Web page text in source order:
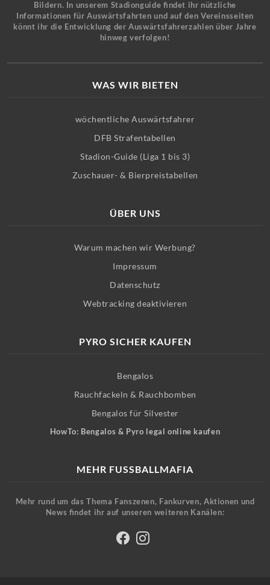
Bildern. In unserem Stadionguide findet ihr nützliche
Informationen für Auswärtsfahrten und auf den Vereinsseiten
könnt ihr die Entwicklung der Auswärtsfahrerzahlen über Jahre
hinweg verfolgen!
WAS WIR BIETEN
wöchentliche Auswärtsfahrer
DFB Strafentabellen
Stadion-Guide (Liga 1 bis 3)
Zuschauer- & Bierpreistabellen
ÜBER UNS
Warum machen wir Werbung?
Impressum
Datenschutz
Webtracking deaktivieren
PYRO SICHER KAUFEN
Bengalos
Rauchfackeln & Rauchbomben
Bengalos für Silvester
HowTo: Bengalos & Pyro legal online kaufen
MEHR FUSSBALLMAFIA
Mehr rund um das Thema Fanszenen, Fankurven, Aktionen und
News findet ihr auf unseren weiteren Kanälen: